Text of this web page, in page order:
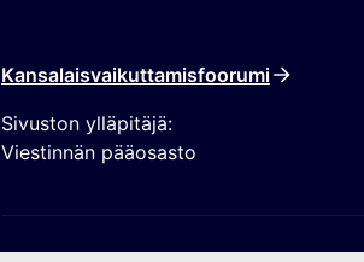
Kansalaisvaikuttamisfoorumi
Sivuston ylläpitäjä:
Viestinnän pääosasto